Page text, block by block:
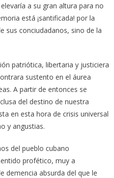
a su gran altura para no
está ¡santificada! por la
sus conciudadanos, sino de la
patriótica, libertaria y justiciera
sustento en el áurea
A partir de entonces se
del destino de nuestra
en esta hora de crisis universal
y angustias.
del pueblo cubano
profético, muy a
demencia absurda del que le